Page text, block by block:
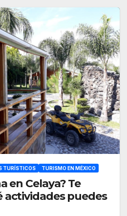
TURÍSTICOS TURISMO EN MÉXICO
en Celaya? Te
actividades puedes